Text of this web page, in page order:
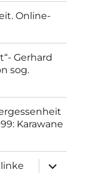
Online-
Gerhard
sog.
Karawane
anzeigen